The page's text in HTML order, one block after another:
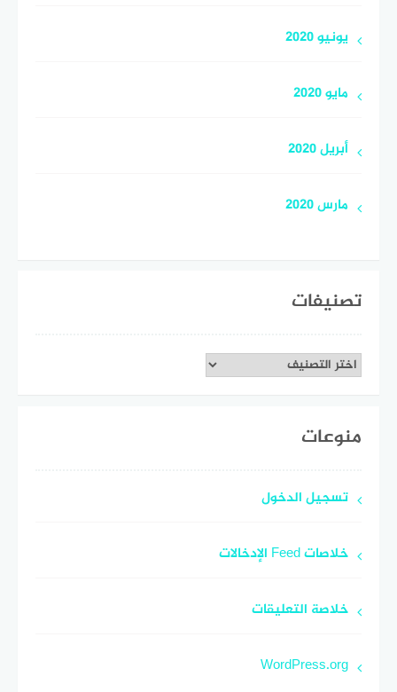
يونيو 2020
مايو 2020
أبريل 2020
مارس 2020
تصنيفات
تصنيفات
منوعات
تسجيل الدخول
خلاصات Feed الإدخالات
خلاصة التعليقات
WordPress.org